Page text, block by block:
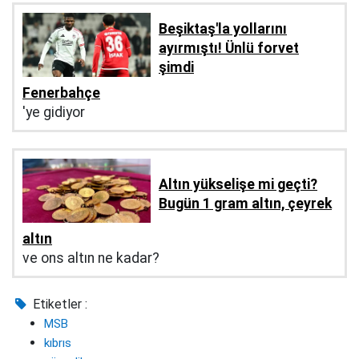
Beşiktaş'la yollarını
ayırmıştı! Ünlü forvet
şimdi
Fenerbahçe
'ye gidiyor
Altın yükselişe mi geçti?
Bugün 1 gram altın, çeyrek
altın
ve ons altın ne kadar?
Etiketler :
MSB
kıbrıs